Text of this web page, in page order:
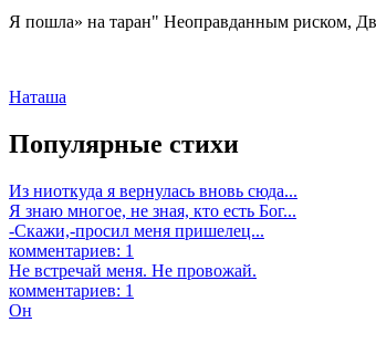
Я пошла» на таран" Неоправданным риском,
Наташа
Популярные стихи
Из ниоткуда я вернулась вновь сюда...
Я знаю многое, не зная, кто есть Бог...
-Скажи,-просил меня пришелец...
комментариев: 1
Не встречай меня. Не провожай.
комментариев: 1
Он